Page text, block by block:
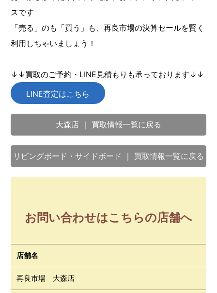
スです
「売る」のも「買う」も、再良市場の決算セールを賢く
利用しちゃいましょう！
↓↓買取のご予約・LINE見積もりも承っております↓↓
LINE査定はこちら
大森店 ｜ 買取情報一覧に戻る
リビングボード・サイドボード ｜ 買取情報一覧に戻る
お問い合わせはこちらの店舗へ
店舗名
再良市場 大森店